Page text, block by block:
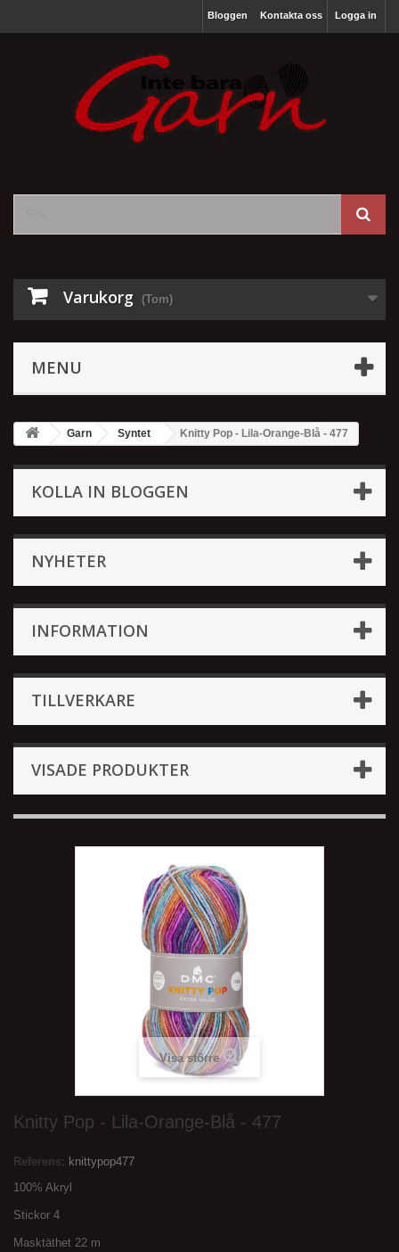
Logga in
Bloggen Kontakta oss
Varukorg (Tom)
MENU
Garn Syntet Knitty Pop - Lila-Orange-Blå - 477
KOLLA IN BLOGGEN
NYHETER
INFORMATION
TILLVERKARE
VISADE PRODUKTER
Visa större
Knitty Pop - Lila-Orange-Blå - 477
Referens: knittypop477
100% Akryl
Stickor 4
Masktäthet 22 m